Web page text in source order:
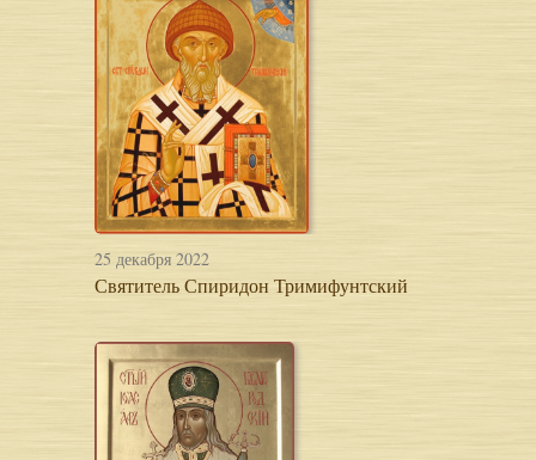
25 декабря 2022
Святитель Спиридон Тримифунтский